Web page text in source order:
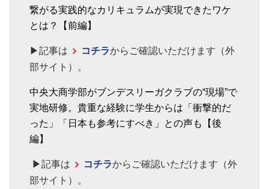
繋がる実践的なカリキュラムが実現できたワケ
とは？【前編】
▶記事は コチラからご確認いただけます（外
部サイト）。
中央大商学部がブンデスリーガクラブの“現場”で
実地研修。貴重な経験に学生からは「衝撃的だ
った」「日本も参考にすべき」との声も【後
編】
▶記事は コチラからご確認いただけます（外
部サイト）。